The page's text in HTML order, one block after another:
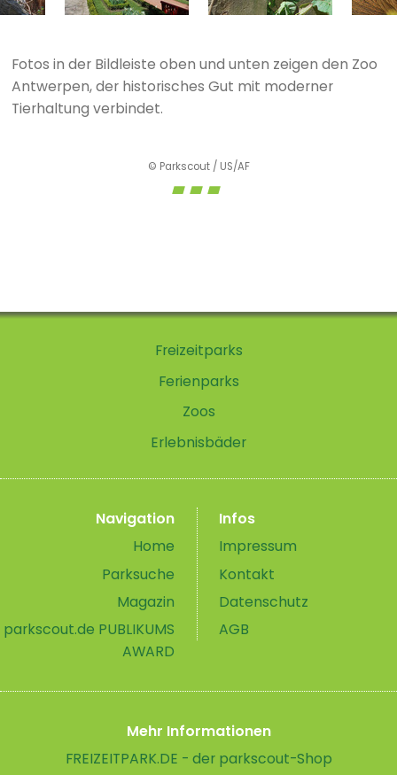
Fotos in der Bildleiste oben und unten zeigen den Zoo
Antwerpen, der historisches Gut mit moderner
Tierhaltung verbindet.
© Parkscout / US/AF
Freizeitparks
Ferienparks
Zoos
Erlebnisbäder
Navigation
Home
Parksuche
Magazin
parkscout.de PUBLIKUMS
AWARD
Infos
Impressum
Kontakt
Datenschutz
AGB
Mehr Informationen
FREIZEITPARK.DE - der parkscout-Shop